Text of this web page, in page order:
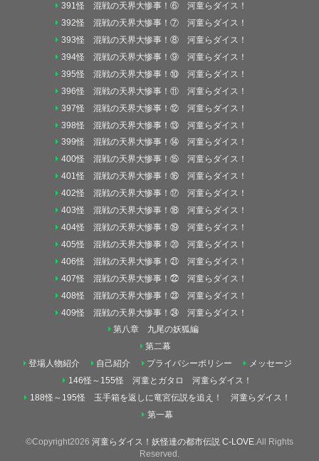
391怪 混戦の天界大惨事！⑥ 河童らダイス！
392怪 混戦の天界大惨事！⑦ 河童らダイス！
393怪 混戦の天界大惨事！⑧ 河童らダイス！
394怪 混戦の天界大惨事！⑨ 河童らダイス！
395怪 混戦の天界大惨事！⑩ 河童らダイス！
396怪 混戦の天界大惨事！⑪ 河童らダイス！
397怪 混戦の天界大惨事！⑫ 河童らダイス！
398怪 混戦の天界大惨事！⑬ 河童らダイス！
399怪 混戦の天界大惨事！⑭ 河童らダイス！
400怪 混戦の天界大惨事！⑮ 河童らダイス！
401怪 混戦の天界大惨事！⑯ 河童らダイス！
402怪 混戦の天界大惨事！⑰ 河童らダイス！
403怪 混戦の天界大惨事！⑱ 河童らダイス！
404怪 混戦の天界大惨事！⑲ 河童らダイス！
405怪 混戦の天界大惨事！⑳ 河童らダイス！
406怪 混戦の天界大惨事！㉑ 河童らダイス！
407怪 混戦の天界大惨事！㉒ 河童らダイス！
408怪 混戦の天界大惨事！㉓ 河童らダイス！
409怪 混戦の天界大惨事！㉔ 河童らダイス！
第八章 九尾の妖狐編
第二幕
登場人物紹介
自己紹介 プライバシーポリシー
メッセージ
146怪～155怪 河童とガタロ 河童らダイス！
188怪～195怪 玉手箱を返しに竜宮伝説を追え！ 河童らダイス！
第一幕
©Copyright2026 河童らダイス！妖怪達の都市伝説 C-LOVE .All Rights
Reserved.